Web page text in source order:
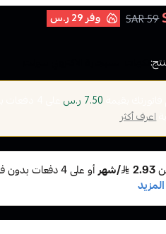
59 SAR وفر29 ر.س
7.50 ر.س على
اعرف أكثر